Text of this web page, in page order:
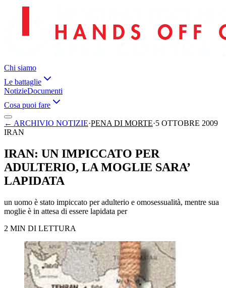
Chi siamo
Le battaglie
NotizieDocumenti
Cosa puoi fare
← ARCHIVIO NOTIZIE·PENA DI MORTE·5 OTTOBRE 2009
IRAN
IRAN: UN IMPICCATO PER
ADULTERIO, LA MOGLIE SARA’
LAPIDATA
un uomo è stato impiccato per adulterio e omosessualità, mentre sua
moglie è in attesa di essere lapidata per
2 MIN DI LETTURA